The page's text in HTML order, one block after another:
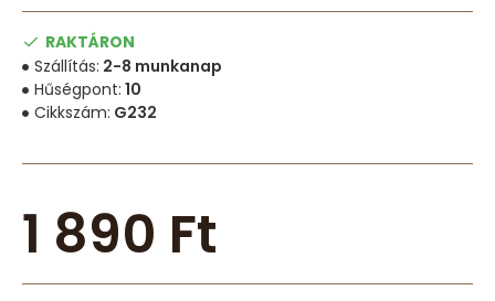
RAKTÁRON
Hűségpont: 10
Cikkszám: G232
Szállítás: 2-8 munkanap
1 890 Ft